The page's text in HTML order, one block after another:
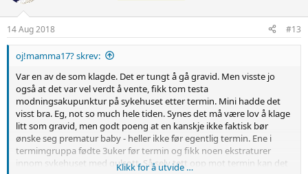
14 Aug 2018 #13
oj!mamma17? skrev:
Var en av de som klagde. Det er tungt å gå gravid. Men visste jo
også at det var vel verdt å vente, fikk tom testa
modningsakupunktur på sykehuset etter termin. Mini hadde det
visst bra. Eg, not so much hele tiden. Synes det må være lov å klage
litt som gravid, men godt poeng at en kanskje ikke faktisk bør
ønske seg prematur baby - heller ikke før egentlig termin. Ene i
termimgruppa fødte 3uker før termin og fikk noen ekstraturer
innom sykehuset med gulsott. Så selv tett opp mot termin kan det
Klikk for å utvide …